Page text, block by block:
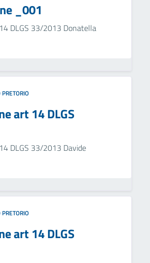
_001
DLGS 33/2013 Donatella
art 14 DLGS
DLGS 33/2013 Davide
art 14 DLGS